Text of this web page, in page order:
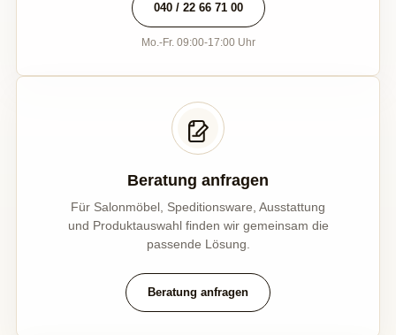
040 / 22 66 71 00
Mo.-Fr. 09:00-17:00 Uhr
Beratung anfragen
Für Salonmöbel, Speditionsware, Ausstattung
und Produktauswahl finden wir gemeinsam die
passende Lösung.
Beratung anfragen